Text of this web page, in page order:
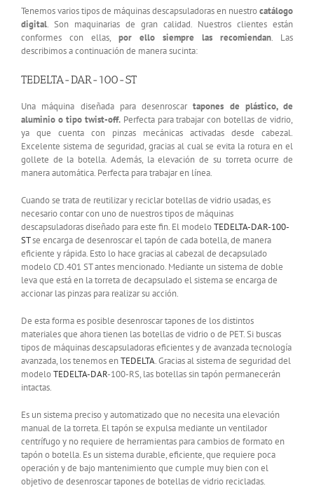
Tenemos varios tipos de máquinas descapsuladoras en nuestrocatálogo
digital. Son maquinarias de gran calidad. Nuestros clientes están
conformes con ellas, por ello siempre las recomiendan. Las
describimos a continuación de manera sucinta:
TEDELTA-DAR-100-ST
Una máquina diseñada para desenroscartapones de plástico, de
aluminio o tipo twist-off.Perfecta para trabajar con botellas de vidrio,
ya que cuenta con pinzas mecánicas activadas desde cabezal.
Excelente sistema de seguridad, gracias al cual se evita la rotura en el
gollete de la botella. Además, la elevación de su torreta ocurre de
manera automática. Perfecta para trabajar en línea.
Cuando se trata de reutilizar y reciclar botellas de vidrio usadas, es
necesario contar con uno de nuestros tipos de máquinas
descapsuladoras diseñado para este fin. El modeloTEDELTA-DAR-100-
STse encarga de desenroscar el tapón de cada botella, de manera
eficiente y rápida. Esto lo hace gracias al cabezal de decapsulado
modelo CD.401 ST antes mencionado. Mediante un sistema de doble
leva que está en la torreta de decapsulado el sistema se encarga de
accionar las pinzas para realizar su acción.
De esta forma es posible desenroscar tapones de los distintos
materiales que ahora tienen las botellas de vidrio o de PET. Si buscas
tipos de máquinas descapsuladoras eficientes y de avanzada tecnología
avanzada, los tenemos enTEDELTA. Gracias al sistema de seguridad del
modeloTEDELTA-DAR-100-RS, las botellas sin tapón permanecerán
intactas.
Es un sistema preciso y automatizado que no necesita una elevación
manual de la torreta. El tapón se expulsa mediante un ventilador
centrífugo y no requiere de herramientas para cambios de formato en
tapón o botella. Es un sistema durable, eficiente, que requiere poca
operación y de bajo mantenimiento que cumple muy bien con el
objetivo de desenroscar tapones de botellas de vidrio recicladas.